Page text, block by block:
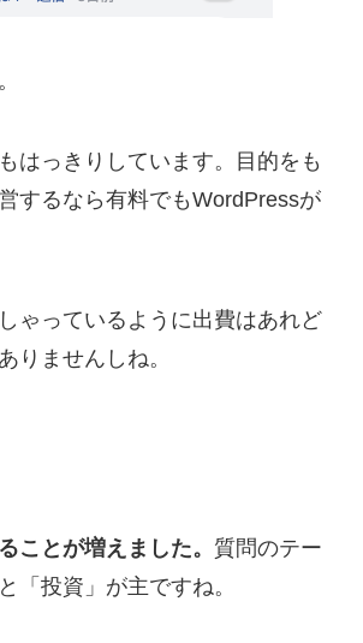
はっきりしています。目的をも
するなら有料でもWordPressが
ゃっているように出費はあれど
りませんしね。
ことが増えました。 質問のテー
「投資」が主ですね。